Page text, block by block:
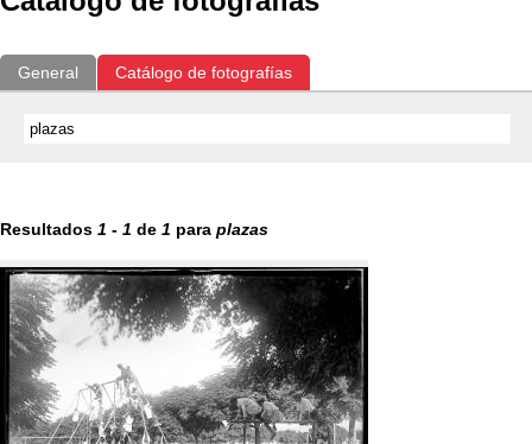
General Catálogo de fotografías
Resultados 1 - 1 de 1 para plazas